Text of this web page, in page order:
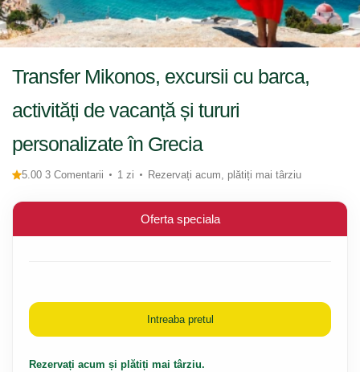
Transfer Mikonos, excursii cu barca,
activități de vacanță și tururi
personalizate în Grecia
5.00 3 Comentarii 1 zi Rezervați acum, plătiți mai târziu
Oferta speciala
Intreaba pretul
Rezervați acum și plătiți mai târziu.